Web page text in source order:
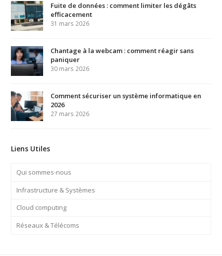
Fuite de données : comment limiter les dégâts
efficacement
31 mars 2026
Chantage à la webcam : comment réagir sans
paniquer
30 mars 2026
Comment sécuriser un système informatique en
2026
27 mars 2026
Liens Utiles
Qui sommes-nous
Infrastructure & Systèmes
Cloud computing
Réseaux & Télécoms